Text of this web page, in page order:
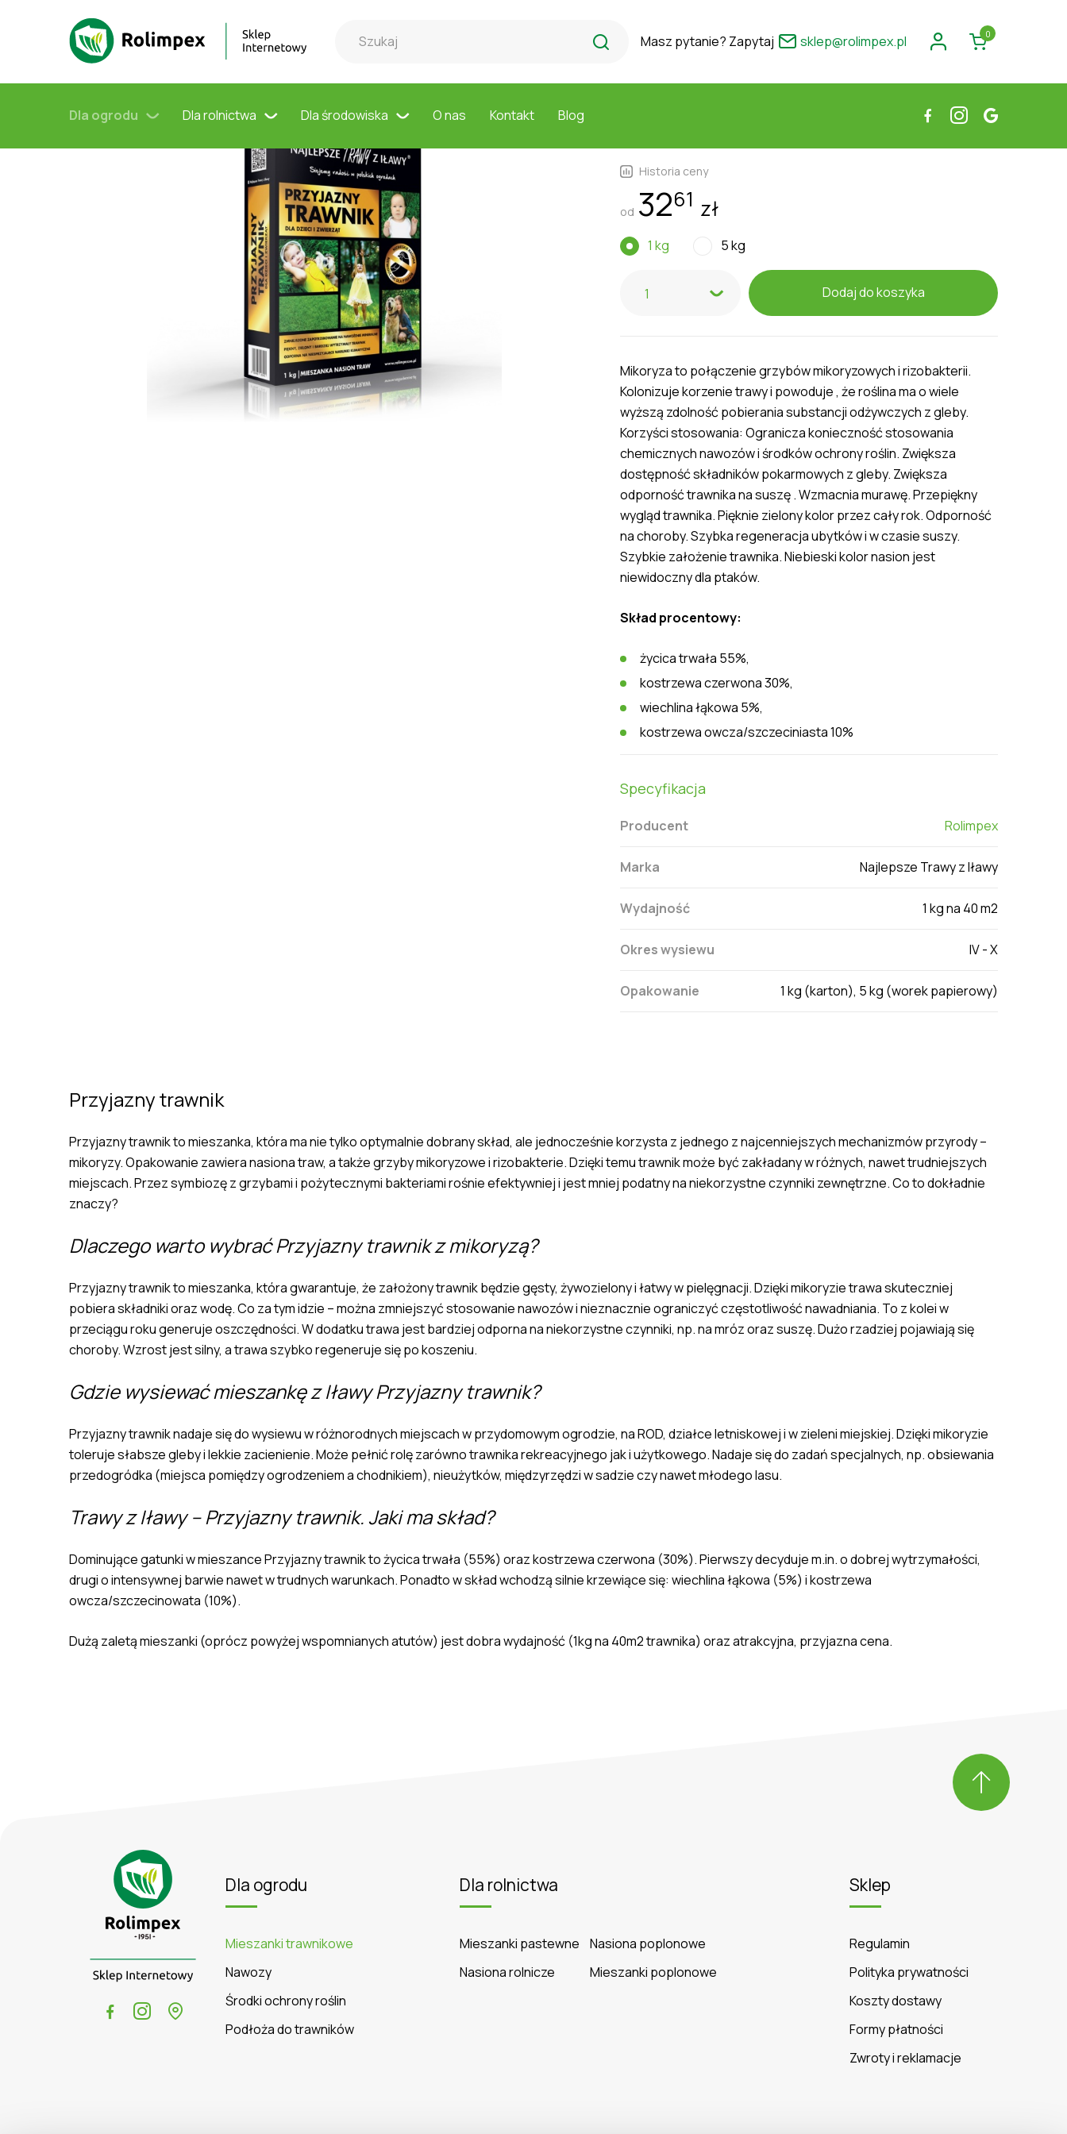
Masz pytanie? Zapytaj sklep@rolimpex.pl 0
Dla ogrodu Dla rolnictwa Dla środowiska O nas Kontakt Blog
Rolimpex Mieszanki trawnikowe
Historia ceny
od 3261 zł
1 kg 5 kg
1 Dodaj do koszyka
Mikoryza to połączenie grzybów mikoryzowych i rizobakterii.
Kolonizuje korzenie trawy i powoduje , że roślina ma o wiele
wyższą zdolność pobierania substancji odżywczych z gleby.
Korzyści stosowania: Ogranicza konieczność stosowania
chemicznych nawozów i środków ochrony roślin. Zwiększa
dostępność składników pokarmowych z gleby. Zwiększa
odporność trawnika na suszę . Wzmacnia murawę. Przepiękny
wygląd trawnika. Pięknie zielony kolor przez cały rok. Odporność
na choroby. Szybka regeneracja ubytków i w czasie suszy.
Szybkie założenie trawnika. Niebieski kolor nasion jest
niewidoczny dla ptaków.
Skład procentowy:
życica trwała 55%,
kostrzewa czerwona 30%,
wiechlina łąkowa 5%,
kostrzewa owcza/szczeciniasta 10%
Specyfikacja
Producent Rolimpex
Marka Najlepsze Trawy z Iławy
Wydajność 1 kg na 40 m2
Okres wysiewu IV - X
Opakowanie 1 kg (karton), 5 kg (worek papierowy)
Przyjazny trawnik
Przyjazny trawnik to mieszanka, która ma nie tylko optymalnie dobrany skład, ale jednocześnie korzysta z jednego z najcenniejszych mechanizmów przyrody –
mikoryzy. Opakowanie zawiera nasiona traw, a także grzyby mikoryzowe i rizobakterie. Dzięki temu trawnik może być zakładany w różnych, nawet trudniejszych
miejscach. Przez symbiozę z grzybami i pożytecznymi bakteriami rośnie efektywniej i jest mniej podatny na niekorzystne czynniki zewnętrzne. Co to dokładnie
znaczy?
Dlaczego warto wybrać Przyjazny trawnik z mikoryzą?
Przyjazny trawnik to mieszanka, która gwarantuje, że założony trawnik będzie gęsty, żywozielony i łatwy w pielęgnacji. Dzięki mikoryzie trawa skuteczniej
pobiera składniki oraz wodę. Co za tym idzie – można zmniejszyć stosowanie nawozów i nieznacznie ograniczyć częstotliwość nawadniania. To z kolei w
przeciągu roku generuje oszczędności. W dodatku trawa jest bardziej odporna na niekorzystne czynniki, np. na mróz oraz suszę. Dużo rzadziej pojawiają się
choroby. Wzrost jest silny, a trawa szybko regeneruje się po koszeniu.
Gdzie wysiewać mieszankę z Iławy Przyjazny trawnik?
Przyjazny trawnik nadaje się do wysiewu w różnorodnych miejscach w przydomowym ogrodzie, na ROD, działce letniskowej i w zieleni miejskiej. Dzięki mikoryzie
toleruje słabsze gleby i lekkie zacienienie. Może pełnić rolę zarówno trawnika rekreacyjnego jak i użytkowego. Nadaje się do zadań specjalnych, np. obsiewania
przedogródka (miejsca pomiędzy ogrodzeniem a chodnikiem), nieużytków, międzyrzędzi w sadzie czy nawet młodego lasu.
Trawy z Iławy – Przyjazny trawnik. Jaki ma skład?
Dominujące gatunki w mieszance Przyjazny trawnik to życica trwała (55%) oraz kostrzewa czerwona (30%). Pierwszy decyduje m.in. o dobrej wytrzymałości,
drugi o intensywnej barwie nawet w trudnych warunkach. Ponadto w skład wchodzą silnie krzewiące się: wiechlina łąkowa (5%) i kostrzewa
owcza/szczecinowata (10%).
Dużą zaletą mieszanki (oprócz powyżej wspomnianych atutów) jest dobra wydajność (1kg na 40m2 trawnika) oraz atrakcyjna, przyjazna cena.
Dla ogrodu
Mieszanki trawnikowe
Nawozy
Środki ochrony roślin
Podłoża do trawników
Dla rolnictwa
Mieszanki pastewne
Nasiona rolnicze
Nasiona poplonowe
Mieszanki poplonowe
Sklep
Regulamin
Polityka prywatności
Koszty dostawy
Formy płatności
Zwroty i reklamacje